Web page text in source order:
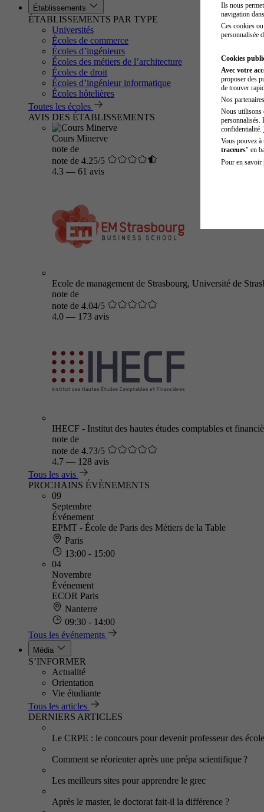
Établissements
ÉTABLISSEMENTS PAR TYPE
Universités
Écoles de commerce
Écoles d’ingénieurs
Écoles des métiers de l’architecture
Écoles de droit
Écoles d’ingénieur informatique
Écoles hôtelières
Toutes les écoles
AVIS DES ÉTABLISSEMENTS
Cours Minerve
note de
note de 4.25/5
4.3 — 61 avis
Ecole de management de Strasbourg, Université de
note de
note de 4.04/5
4.0 — 173 avis
IHECF - Institut des hautes études comptables et
note de
note de 4.73/5
4.7 — 128 avis
Tous les avis
PROCHAINS ÉVÈNEMENTS
09
Septembre
Événement
EPMT - École de Paris des Métiers de la Table
Paris
13:00 - 15:00
04
Novembre
Événement
ECOR Paris
Nanterre
09:30 - 14:00
Tous les événements
Média
S’INFORMER
Actualité
Orientation
Vie étudiante
Tous les articles
DERNIERS ARTICLES
Le CRPE : le concours pour devenir professeur des
Comment se réorienter après une prépa scientifique ?
Les meilleurs sites pour apprendre le grec
Après le master, le doctorat fait-il la différence ?
Ils nous
navigation
Ces cookies
personnalisée
Cookies
Avec votre
proposer des
de trouver
Nos
Nous utilisons
personnalisés.
confidentialité.
Vous pouvez
traceurs" en
Pour en